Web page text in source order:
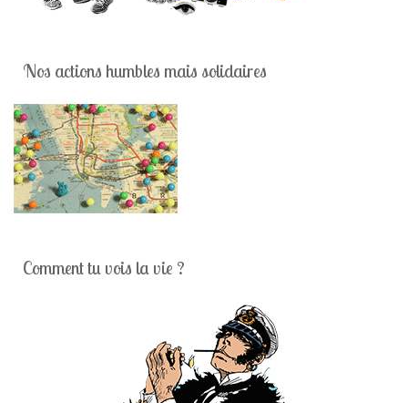
Nos actions humbles mais solidaires
Comment tu vois la vie ?